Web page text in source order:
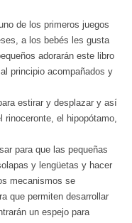
de los primeros juegos
a los bebés les gusta
adorarán este libro
principio acompañados y
estirar y desplazar y así
rinoceronte, el hipopótamo,
para que las pequeñas
y lengüetas y hacer
mecanismos se
que permiten desarrollar
un espejo para